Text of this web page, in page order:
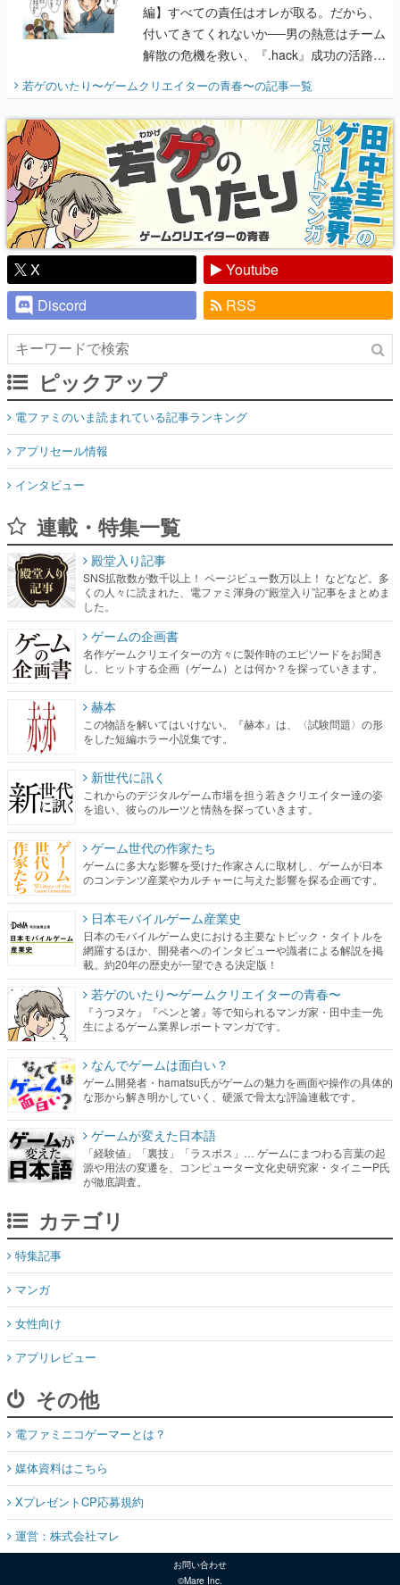
編】すべての責任はオレが取る。だから、
付いてきてくれないか──男の熱意はチーム
解散の危機を救い、『.hack』成功の活路を
『少年ジャンプ』色だった【若ゲのいた
り】
若ゲのいたり〜ゲームクリエイターの青春〜の記事一覧
X
Youtube
Discord
RSS
ピックアップ
電ファミのいま読まれている記事ランキング
アプリセール情報
インタビュー
連載・特集一覧
殿堂入り記事
SNS拡散数が数千以上！ ページビュー数万以上！ などなど。多
くの人々に読まれた、電ファミ渾身の“殿堂入り”記事をまとめま
した。
ゲームの企画書
名作ゲームクリエイターの方々に製作時のエピソードをお聞き
し、ヒットする企画（ゲーム）とは何か？を探っていきます。
赫本
この物語を解いてはいけない。『赫本』は、〈試験問題〉の形
をした短編ホラー小説集です。
新世代に訊く
これからのデジタルゲーム市場を担う若きクリエイター達の姿
を追い、彼らのルーツと情熱を探っていきます。
ゲーム世代の作家たち
ゲームに多大な影響を受けた作家さんに取材し、ゲームが日本
のコンテンツ産業やカルチャーに与えた影響を探る企画です。
日本モバイルゲーム産業史
日本のモバイルゲーム史における主要なトピック・タイトルを
網羅するほか、開発者へのインタビューや識者による解説を掲
載。約20年の歴史が一望できる決定版！
若ゲのいたり〜ゲームクリエイターの青春〜
『うつヌケ』『ペンと箸』等で知られるマンガ家・田中圭一先
生によるゲーム業界レポートマンガです。
なんでゲームは面白い？
ゲーム開発者・hamatsu氏がゲームの魅力を画面や操作の具体的
な形から解き明かしていく、硬派で骨太な評論連載です。
ゲームが変えた日本語
「経験値」「裏技」「ラスボス」… ゲームにまつわる言葉の起
源や用法の変遷を、コンピューター文化史研究家・タイニーP氏
が徹底調査。
カテゴリ
特集記事
マンガ
女性向け
アプリレビュー
その他
電ファミニコゲーマーとは？
媒体資料はこちら
XプレゼントCP応募規約
運営：株式会社マレ
お問い合わせ
©Mare Inc.